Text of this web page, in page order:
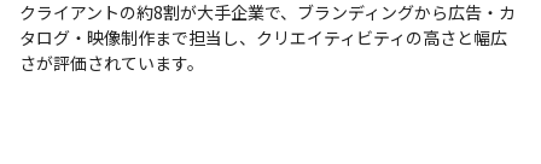
クライアントの約8割が大手企業で、ブランディングから広告・カ
タログ・映像制作まで担当し、クリエイティビティの高さと幅広
さが評価されています。